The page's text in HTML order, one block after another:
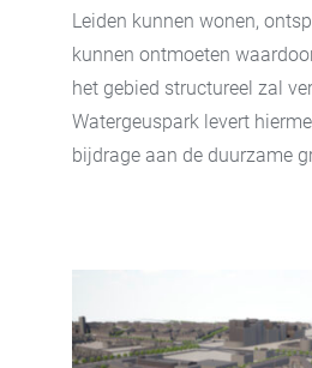
Leiden kunnen wonen,
kunnen ontmoeten
het gebied structureel zal
Watergeuspark levert
bijdrage aan de duurzame